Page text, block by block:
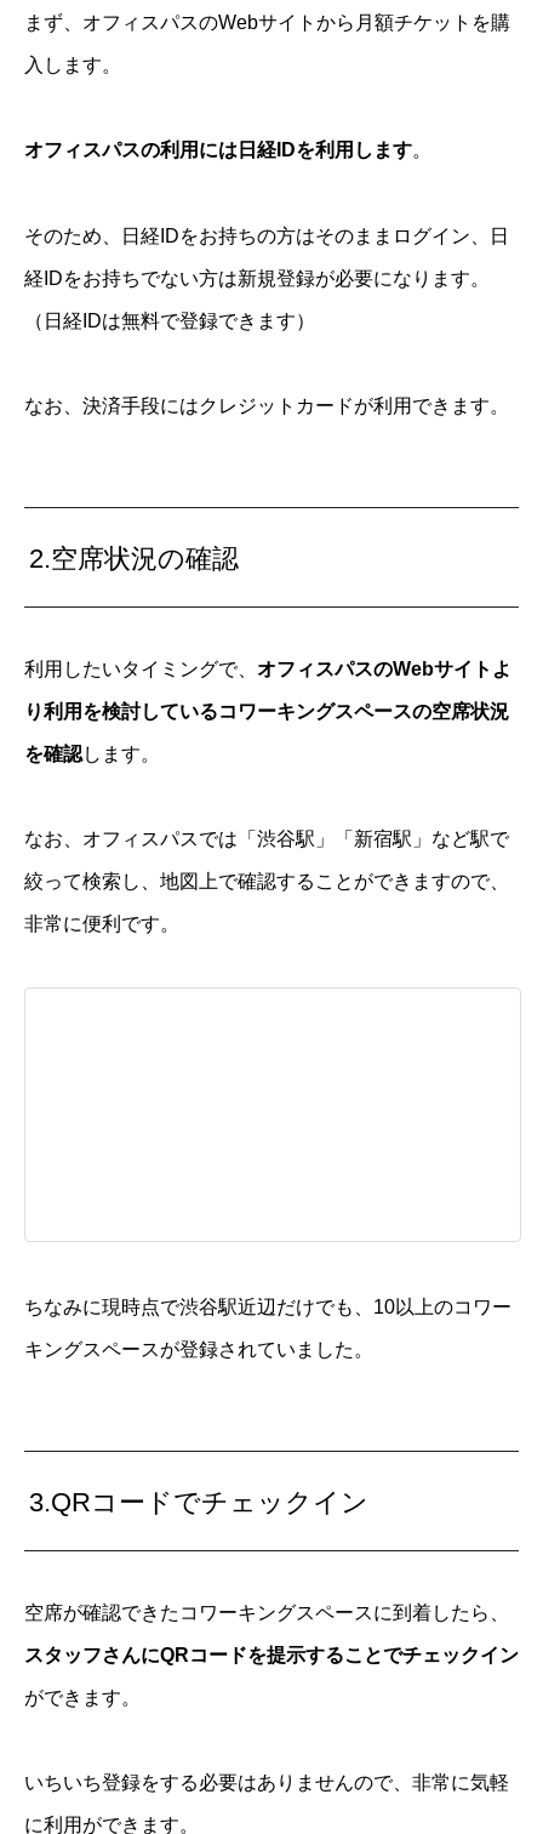
まず、オフィスパスのWebサイトから月額チケットを購
入します。
オフィスパスの利用には日経IDを利用します。
そのため、日経IDをお持ちの方はそのままログイン、日
経IDをお持ちでない方は新規登録が必要になります。
（日経IDは無料で登録できます）
なお、決済手段にはクレジットカードが利用できます。
2.空席状況の確認
利用したいタイミングで、 オフィスパスのWebサイトよ
り利用を検討しているコワーキングスペースの空席状況
を確認します。
なお、オフィスパスでは「渋谷駅」「新宿駅」など駅で
絞って検索し、地図上で確認することができますので、
非常に便利です。
ちなみに現時点で渋谷駅近辺だけでも、10以上のコワー
キングスペースが登録されていました。
3.QRコードでチェックイン
空席が確認できたコワーキングスペースに到着したら、
スタッフさんにQRコードを提示することでチェックイン
ができます。
いちいち登録をする必要はありませんので、非常に気軽
に利用ができます。